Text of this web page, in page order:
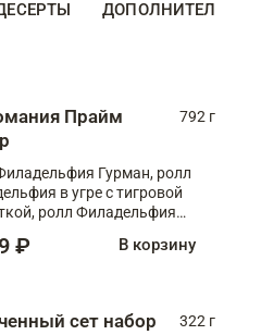
ДОПОЛНИТЕЛЬНО
Прайм
792 г
Гурман, ролл
в угре с тигровой
ролл Филадельфия
₽ В корзину
сет набор
322 г